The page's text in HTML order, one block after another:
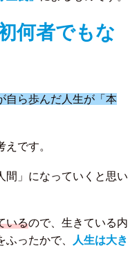
何者でもな
自ら歩んだ人生が「本
えです。
間」になっていくと思い
いるので、生きている内
ったかで、
人生は大き